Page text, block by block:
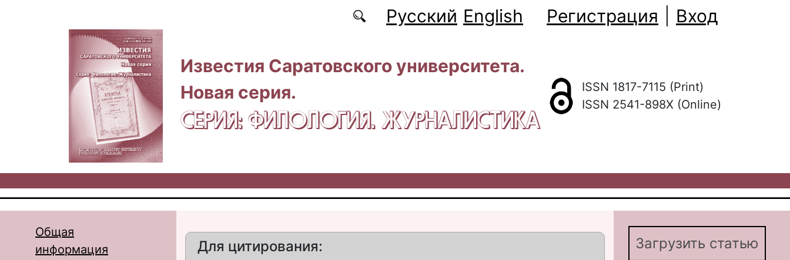
Русский English Регистрация Вход
Известия Саратовского университета.
Новая серия.
СЕРИЯ: ФИЛОЛОГИЯ. ЖУРНАЛИСТИКА
ISSN 1817-7115 (Print)
ISSN 2541-898X (Online)
Общая
информация
Для цитирования: Загрузить статью